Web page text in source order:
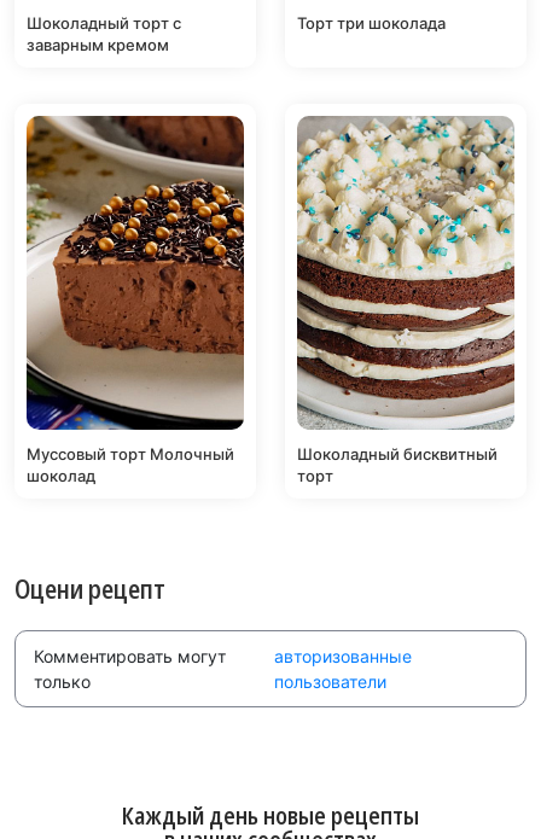
Шоколадный торт с
заварным кремом
Торт три шоколада
Муссовый торт Молочный
шоколад
Шоколадный бисквитный
торт
Оцени рецепт
Комментировать могут
только
авторизованные
пользователи
Каждый день новые рецепты